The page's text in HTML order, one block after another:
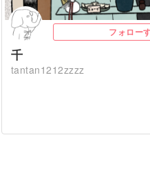
フォロー
千
tantan1212zzzz